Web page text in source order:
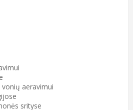
aeravimui
srityse